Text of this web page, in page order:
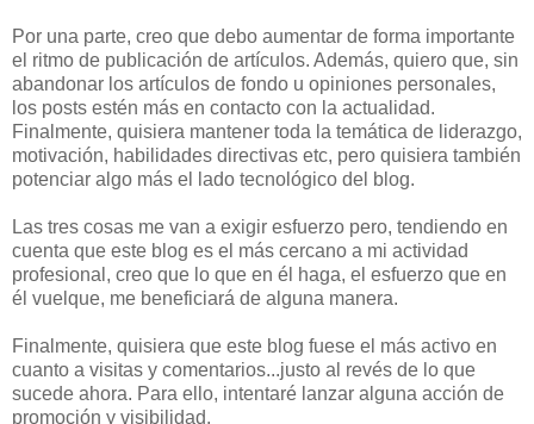
Por una parte, creo que debo aumentar de forma importante
el ritmo de publicación de artículos. Además, quiero que, sin
abandonar los artículos de fondo u opiniones personales,
los posts estén más en contacto con la actualidad.
Finalmente, quisiera mantener toda la temática de liderazgo,
motivación, habilidades directivas etc, pero quisiera también
potenciar algo más el lado tecnológico del blog.
Las tres cosas me van a exigir esfuerzo pero, tendiendo en
cuenta que este blog es el más cercano a mi actividad
profesional, creo que lo que en él haga, el esfuerzo que en
él vuelque, me beneficiará de alguna manera.
Finalmente, quisiera que este blog fuese el más activo en
cuanto a visitas y comentarios...justo al revés de lo que
sucede ahora. Para ello, intentaré lanzar alguna acción de
promoción y visibilidad.